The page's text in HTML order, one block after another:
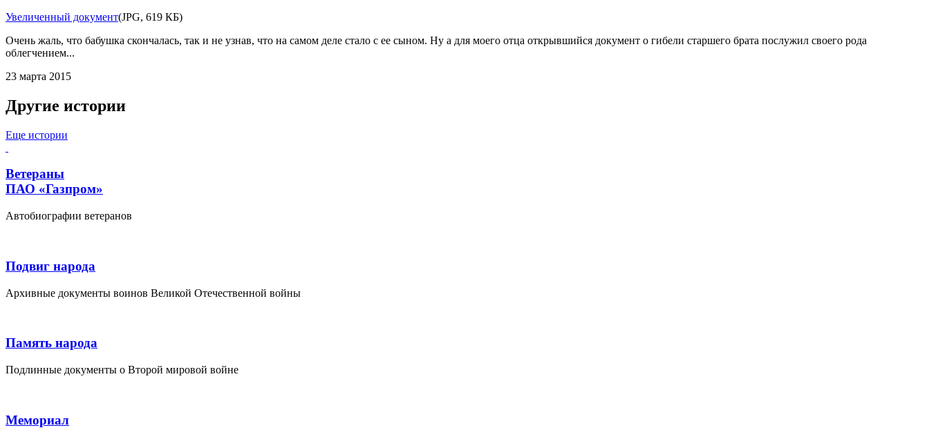
Увеличенный документ(JPG, 619 КБ)
Очень жаль, что бабушка скончалась, так и не узнав, что на самом деле стало с ее сыном. Ну а для моего отца открывшийся документ о гибели старшего брата послужил своего рода
облегчением...
23 марта 2015
Другие истории
Еще истории
Ветераны
ПАО «Газпром»
Автобиографии ветеранов
Подвиг народа
Архивные документы воинов Великой Отечественной войны
Память народа
Подлинные документы о Второй мировой войне
Мемориал